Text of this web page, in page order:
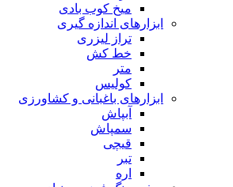
میخ کوب بادی
ابزارهای اندازه گیری
تراز لیزری
خط کش
متر
کولیس
ابزارهای باغبانی و کشاورزی
آبپاش
سمپاش
قیچی
تبر
اره